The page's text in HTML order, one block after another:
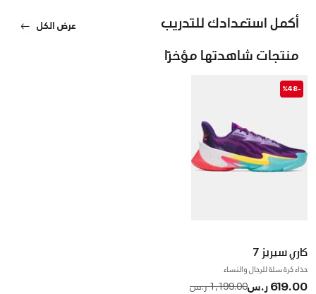
أكمل استعدادك للتدريب عرض الكل
منتجات شاهدتها مؤخرًا
-%48
كاري سيريز 7
حذاء كرة سلة للرجال والنساء
619.00 ر.س Price reduced from
1,199.00 ر.س to